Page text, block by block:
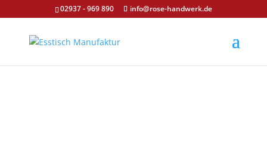
02937 - 969 890 info@rose-handwerk.de